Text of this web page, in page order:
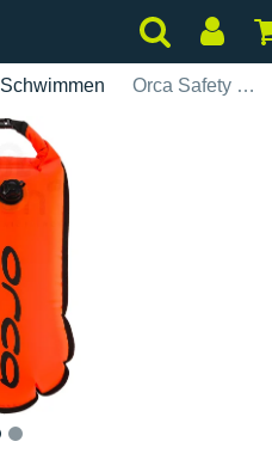
Schwimmen Orca Safety Buoy